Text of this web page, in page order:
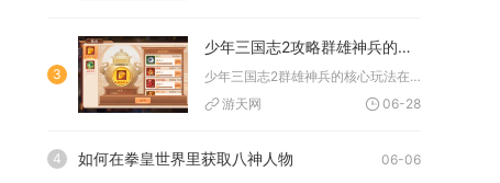
3
少年三国志2攻略群雄神兵的方法有哪些可以分享
少年三国志2群雄神兵的核心玩法在于优选控制与爆发型神兵、按武...
游天网
06-28
4 如何在拳皇世界里获取八神人物 06-06